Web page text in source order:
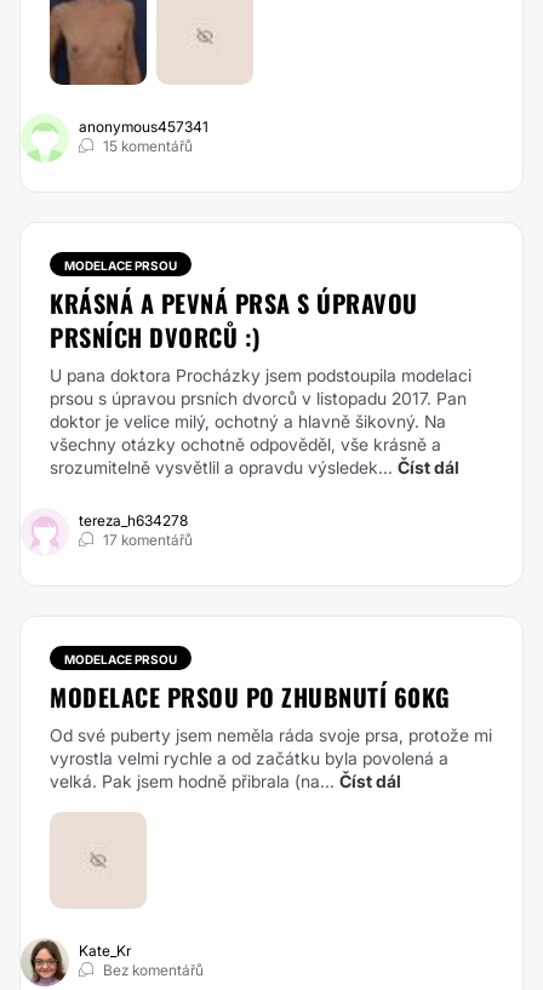
anonymous457341
15 komentářů
MODELACE PRSOU
KRÁSNÁ A PEVNÁ PRSA S ÚPRAVOU
PRSNÍCH DVORCŮ :)
U pana doktora Procházky jsem podstoupila modelaci
prsou s úpravou prsních dvorců v listopadu 2017. Pan
doktor je velice milý, ochotný a hlavně šikovný. Na
všechny otázky ochotně odpověděl, vše krásně a
srozumitelně vysvětlil a opravdu výsledek... Číst dál
tereza_h634278
17 komentářů
MODELACE PRSOU
MODELACE PRSOU PO ZHUBNUTÍ 60KG
Od své puberty jsem neměla ráda svoje prsa, protože mi
vyrostla velmi rychle a od začátku byla povolená a
velká. Pak jsem hodně přibrala (na... Číst dál
Kate_Kr
Bez komentářů